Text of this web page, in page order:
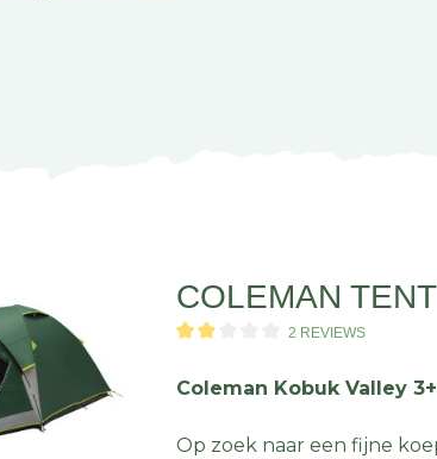
COLEMAN
2 REVIEWS
Coleman Kobuk Valley
Op zoek naar een fijne